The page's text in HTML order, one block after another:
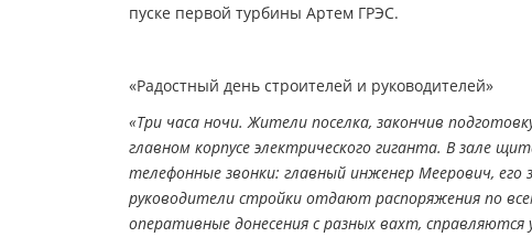
пуске первой турбины Артем ГРЭС.
«Радостный день строителей и руководителей»
«Три часа ночи. Жители поселка, закончив
главном корпусе электрического гиганта. В зале
телефонные звонки: главный инженер Меерович, его
руководители стройки отдают распоряжения по
оперативные донесения с разных вахт,